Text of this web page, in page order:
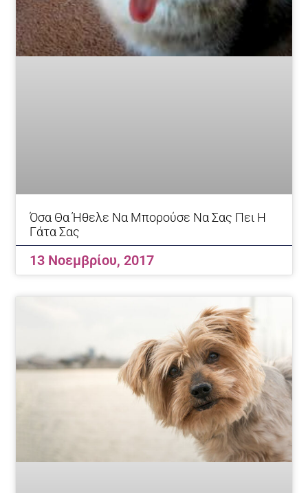
Όσα Θα Ήθελε Να Μπορούσε Να Σας Πει Η
Γάτα Σας
13 Νοεμβρίου, 2017